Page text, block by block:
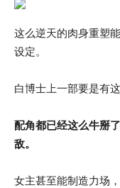
这么逆天的肉身重塑
设定。
白博士上一部要是有
配角都已经这么牛掰
敌。
女主甚至能制造力场